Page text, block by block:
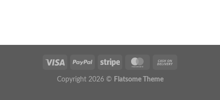
Copyright 2026 © Flatsome Theme